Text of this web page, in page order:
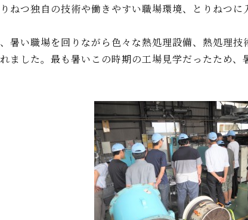
ねつ独自の技術や働きやすい職場環境、とりねつ
暑い職場を回りながら色々な熱処理設備、熱処理
ました。最も暑いこの時期の工場見学だったため